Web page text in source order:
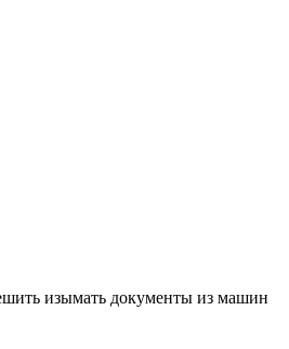
изымать документы из машин